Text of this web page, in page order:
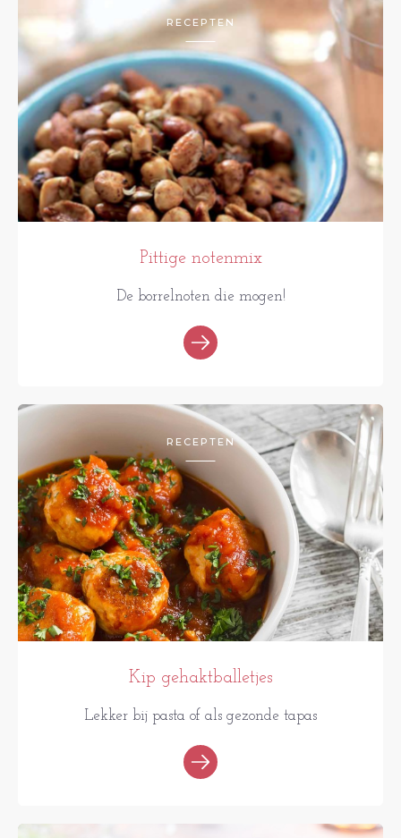
RECEPTEN
Pittige notenmix
De borrelnoten die mogen!
RECEPTEN
Kip gehaktballetjes
Lekker bij pasta of als gezonde tapas